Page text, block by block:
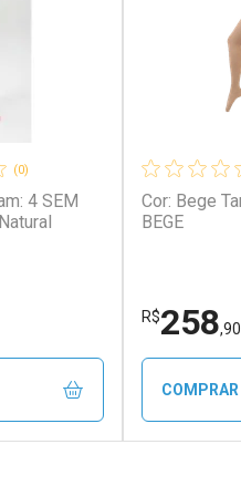
(0)
Cor: Bege Tam: XG GG
BEGE
R$258,90
COMPRAR